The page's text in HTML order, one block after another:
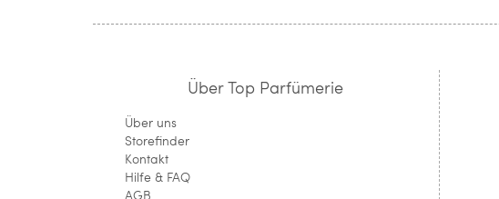
Über Top Parfümerie
Über uns
Storefinder
Kontakt
Hilfe & FAQ
AGB